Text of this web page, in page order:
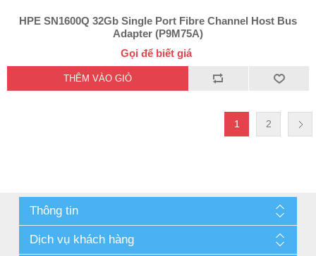
HPE SN1600Q 32Gb Single Port Fibre Channel Host Bus
Adapter (P9M75A)
Gọi để biết giá
1 2
Thông tin
Dịch vụ khách hàng